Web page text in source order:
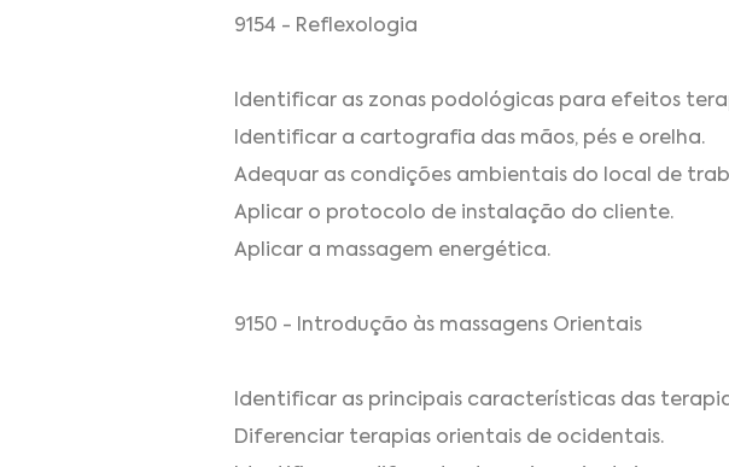
9154 - Reflexologia
Identificar as zonas podológicas para efeitos
Identificar a cartografia das mãos, pés e orelha.
Adequar as condições ambientais do local de
Aplicar o protocolo de instalação do cliente.
Aplicar a massagem energética.
9150 - Introdução às massagens Orientais
Identificar as principais características das
Diferenciar terapias orientais de ocidentais.